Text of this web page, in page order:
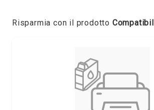
Risparmia con il prodotto